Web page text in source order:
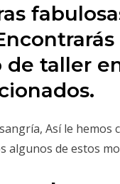
de taller
Así le hemos
algunos de estos